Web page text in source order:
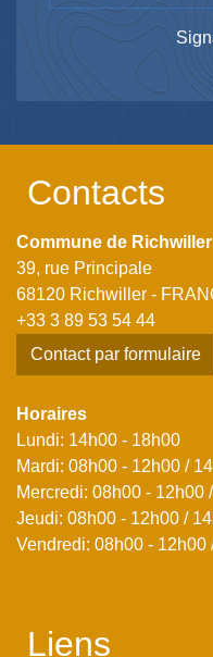
Contacts
Commune de Richwiller
39, rue Principale
68120 Richwiller -
+33 3 89 53 54 44
Contact par formulaire
Horaires
Lundi: 14h00 - 18h00
Mardi: 08h00 - 12h00 /
Mercredi: 08h00 - 12h00
Jeudi: 08h00 - 12h00 /
Vendredi: 08h00 - 12h00
Liens